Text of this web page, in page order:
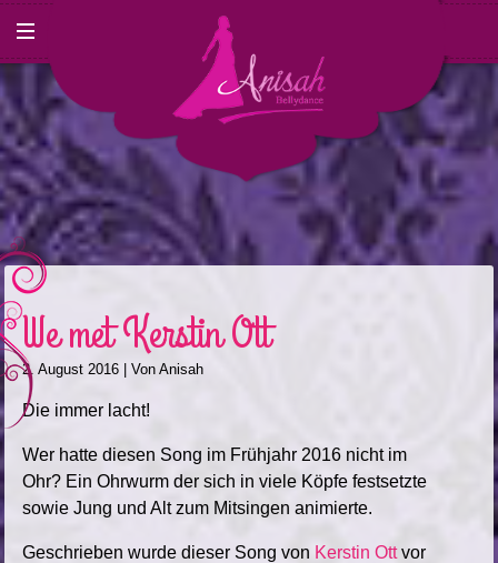
We met Kerstin Ott
2. August 2016 | VonAnisah
Die immer lacht!
Wer hatte diesen Song im Frühjahr 2016 nicht im
Ohr? Ein Ohrwurm der sich in viele Köpfe festsetzte
sowie Jung und Alt zum Mitsingen animierte.
Geschrieben wurde dieser Song von Kerstin Ottvor